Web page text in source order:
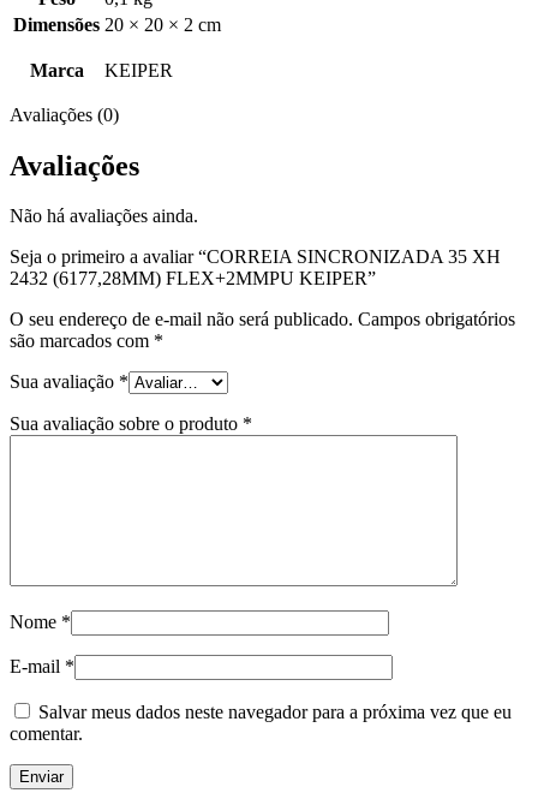
Dimensões 20 × 20 × 2 cm
Marca KEIPER
Avaliações (0)
Avaliações
Não há avaliações ainda.
Seja o primeiro a avaliar “CORREIA SINCRONIZADA 35 XH
2432 (6177,28MM) FLEX+2MMPU KEIPER”
O seu endereço de e-mail não será publicado. Campos obrigatórios
são marcados com *
Sua avaliação *
Sua avaliação sobre o produto *
Nome *
E-mail *
Salvar meus dados neste navegador para a próxima vez que eu
comentar.